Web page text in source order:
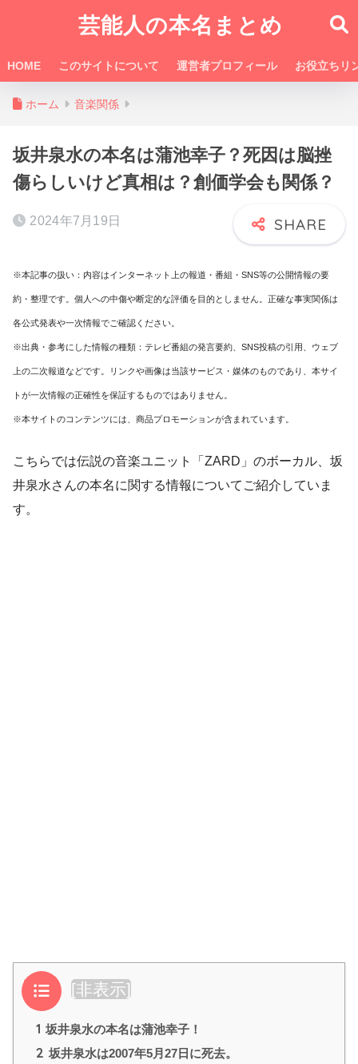
芸能人の本名まとめ
HOME このサイトについて 運営者プロフィール お役立ちリ
ホーム 音楽関係
坂井泉水の本名は蒲池幸子？死因は脳挫
傷らしいけど真相は？創価学会も関係？
2024年7月19日
※本記事の扱い：内容はインターネット上の報道・番組・SNS等の公開情報の要
約・整理です。個人への中傷や断定的な評価を目的としません。正確な事実関係は
各公式発表や一次情報でご確認ください。
※出典・参考にした情報の種類：テレビ番組の発言要約、SNS投稿の引用、ウェブ
上の二次報道などです。リンクや画像は当該サービス・媒体のものであり、本サイ
トが一次情報の正確性を保証するものではありません。
※本サイトのコンテンツには、商品プロモーションが含まれています。
こちらでは伝説の音楽ユニット
「ZARD」のボーカル、坂
井泉水さんの本名に関する情報についてご紹介していま
す。
目次 [非表示]
1 坂井泉水の本名は蒲池幸子！
2 坂井泉水は2007年5月27日に死去。